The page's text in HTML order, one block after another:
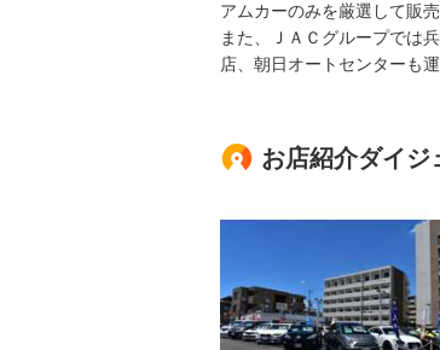
アムカーのみを厳選して販
また、ＪＡＣグループでは
店、朝日オートセンターも
お店紹介ダイジ